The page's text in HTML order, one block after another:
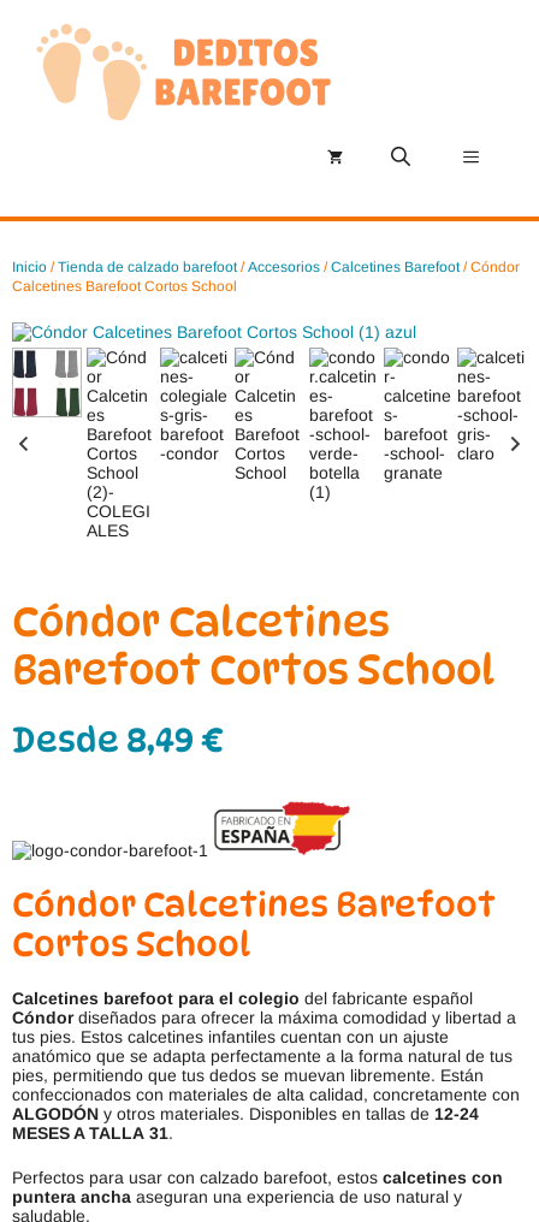
contenido
Menú
Inicio /Tienda de calzado barefoot/Accesorios /Calcetines Barefoot/ Cóndor
Calcetines Barefoot Cortos School
Cóndor Calcetines
Barefoot Cortos School
Desde 8,49 €
Cóndor Calcetines Barefoot
Cortos School
Calcetines barefoot para el colegio del fabricante español
Cóndordiseñados para ofrecer la máxima comodidad y libertad a
tus pies. Estos calcetines infantiles cuentan con un ajuste
anatómico que se adapta perfectamente a la forma natural de tus
pies, permitiendo que tus dedos se muevan libremente. Están
confeccionados con materiales de alta calidad, concretamente con
ALGODÓN y otros materiales. Disponibles en tallas de 12-24
MESES A TALLA 31.
Perfectos para usar con calzado barefoot, estos calcetines con
puntera ancha aseguran una experiencia de uso natural y
saludable.